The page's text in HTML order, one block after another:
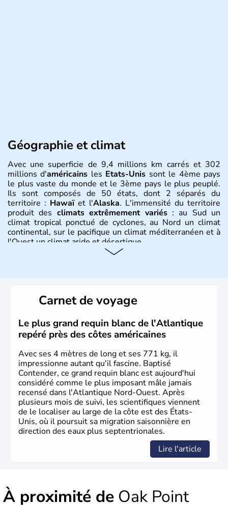
Géographie et climat
Avec une superficie de 9,4 millions km carrés et 302
millions d'américains les Etats-Unis sont le 4ème pays
le plus vaste du monde et le 3ème pays le plus peuplé.
Ils sont composés de 50 états, dont 2 séparés du
territoire : Hawaïet l'Alaska. L'immensité du territoire
produit des climats extrêmement variés: au Sud un
climat tropical ponctué de cyclones, au Nord un climat
continental, sur le pacifique un climat méditerranéen et à
l'Ouest un climat aride et désertique.
Plusieurs populations se sont succédées avant l'arrivée
des européens, suite à la découverte du continent par
Christophe Colomb en 1492. Les 13 colonies
britanniques proclament la Déclaration d'indépendance
en 1776 et adoptent leur première constitution en 1787.
La conquête de l'Ouest marque ensuite l'entrée dans une
phase de développement intense.
Carnet de voyage
Le plus grand requin blanc de l'Atlantique
repéré près des côtes américaines
Avec ses 4 mètres de long et ses 771 kg, il
impressionne autant qu'il fascine. Baptisé
Contender, ce grand requin blanc est aujourd'hui
considéré comme le plus imposant mâle jamais
recensé dans l'Atlantique Nord-Ouest. Après
plusieurs mois de suivi, les scientifiques viennent
de le localiser au large de la côte est des États-
Unis, où il poursuit sa migration saisonnière en
direction des eaux plus septentrionales.
Lire l'article
À proximité de Oak Point